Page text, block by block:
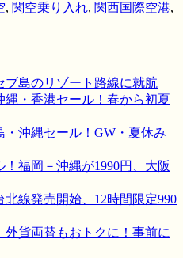
, 関空乗り入れ, 関西国際空港,
ブ島のリゾート路線に就航
縄・香港セール！春から初夏
・沖縄セール！GW・夏休み
！福岡－沖縄が1990円、大阪
北線発売開始、12時間限定990
貨両替もおトクに！事前に